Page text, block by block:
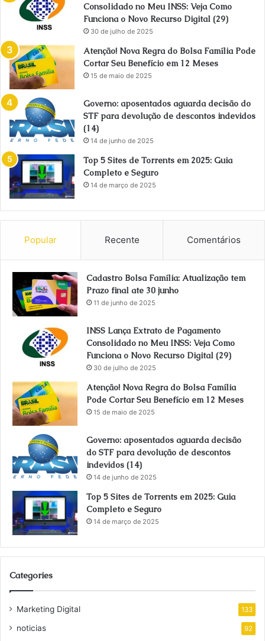
Consolidado no Meu INSS: Veja Como
Funciona o Novo Recurso Digital (29)
30 de julho de 2025
Atenção! Nova Regra do Bolsa Família Pode
Cortar Seu Benefício em 12 Meses
15 de maio de 2025
Governo: aposentados aguarda decisão do
STF para devolução de descontos indevidos
(14)
14 de junho de 2025
Top 5 Sites de Torrents em 2025: Guia
Completo e Seguro
14 de março de 2025
Popular Recente Comentários
Cadastro Bolsa Família: Atualização tem
Prazo final ate 30 junho
11 de junho de 2025
INSS Lança Extrato de Pagamento
Consolidado no Meu INSS: Veja Como
Funciona o Novo Recurso Digital (29)
30 de julho de 2025
Atenção! Nova Regra do Bolsa Família
Pode Cortar Seu Benefício em 12 Meses
15 de maio de 2025
Governo: aposentados aguarda decisão
do STF para devolução de descontos
indevidos (14)
14 de junho de 2025
Top 5 Sites de Torrents em 2025: Guia
Completo e Seguro
14 de março de 2025
Categories
Marketing Digital 133
noticias 92